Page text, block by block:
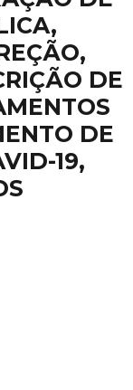
DE
DE
19,